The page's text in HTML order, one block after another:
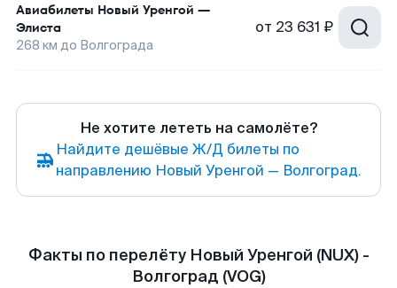
Авиабилеты Новый Уренгой —
Элиста
268 км до Волгограда
от 23 631 ₽
Не хотите лететь на самолёте?
Найдите дешёвые Ж/Д билеты по
направлению Новый Уренгой — Волгоград.
Факты по перелёту Новый Уренгой (NUX) -
Волгоград (VOG)